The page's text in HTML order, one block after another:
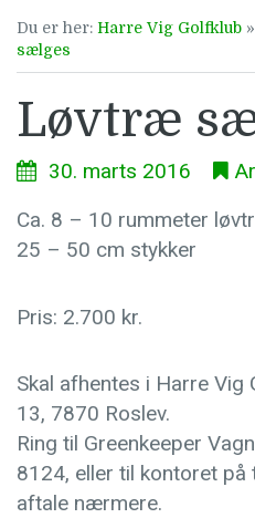
Du er her: Harre Vig Golfklub »
sælges
Løvtræ
30. marts 2016
Ca. 8 – 10 rummeter
25 – 50 cm stykker
Pris: 2.700 kr.
Skal afhentes i Harre Vig
13, 7870 Roslev.
Ring til Greenkeeper
8124, eller til kontoret
aftale nærmere.